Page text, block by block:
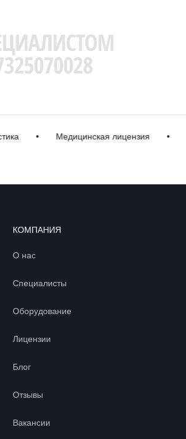
• Медицинская лицензия •
КОМПАНИЯ
О нас
Специалисты
Оборудование
Лицензии
Блог
Отзывы
Вакансии